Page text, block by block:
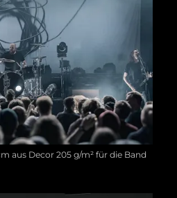
aus Decor 205 g/m² für die Band